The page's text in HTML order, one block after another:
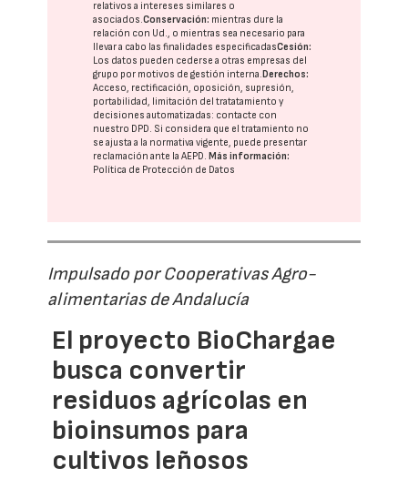
relativos a intereses similares o
asociados.Conservación: mientras dure la
relación con Ud., o mientras sea necesario para
llevar a cabo las finalidades especificadasCesión:
Los datos pueden cederse a otras empresas del
grupo por motivos de gestión interna.Derechos:
Acceso, rectificación, oposición, supresión,
portabilidad, limitación del tratatamiento y
decisiones automatizadas: contacte con
nuestro DPD. Si considera que el tratamiento no
se ajusta a la normativa vigente, puede presentar
reclamación ante laAEPD.Más información:
Política de Protección de Datos
Impulsado por Cooperativas Agro-
alimentarias de Andalucía
El proyecto BioChargae
busca convertir
residuos agrícolas en
bioinsumos para
cultivos leñosos